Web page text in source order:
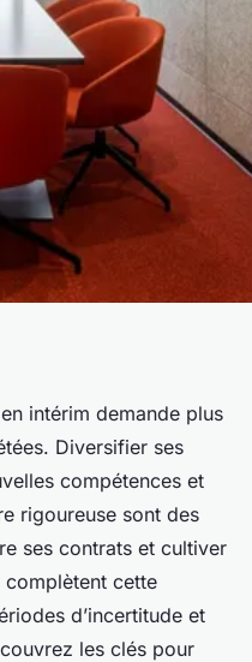
vos
de lecture
intérim demande plus
Diversifier ses
compétences et
rigoureuse sont des
ses contrats et cultiver
cette
d’incertitude et
les clés pour